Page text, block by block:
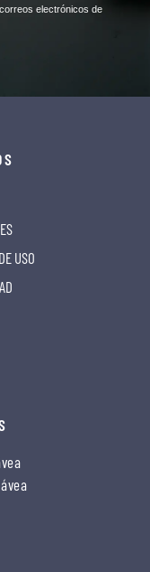
electrónicos de
USO